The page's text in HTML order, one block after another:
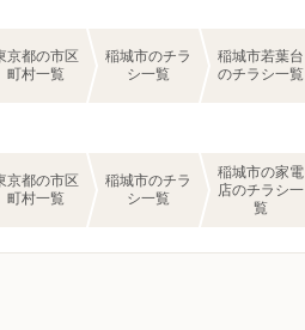
京都の市区
町村一覧
稲城市のチラ
シ一覧
稲城市若葉台
のチラシ一覧
京都の市区
町村一覧
稲城市のチラ
シ一覧
稲城市の家電
店のチラシ一
覧